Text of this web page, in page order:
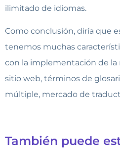
ilimitado de idiomas.
Como conclusión, diría que
tenemos muchas
con la implementación de la
sitio web, términos de
múltiple, mercado de
También puede